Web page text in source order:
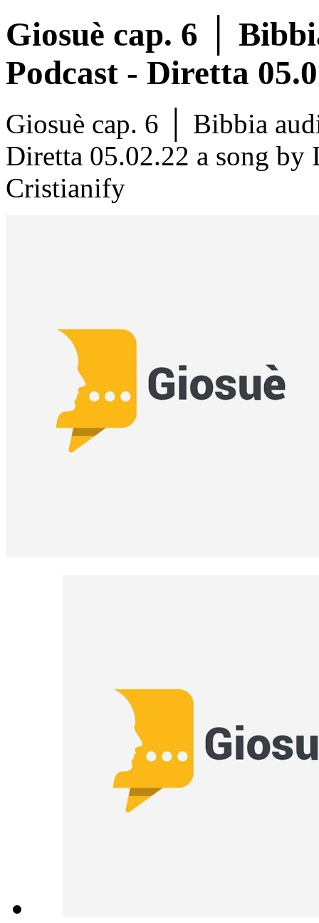
Giosuè cap. 6 │
Podcast - Diretta
Giosuè cap. 6 │ Bibbia
Diretta 05.02.22 a song
Cristianify